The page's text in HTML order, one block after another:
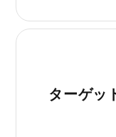
ターゲッ